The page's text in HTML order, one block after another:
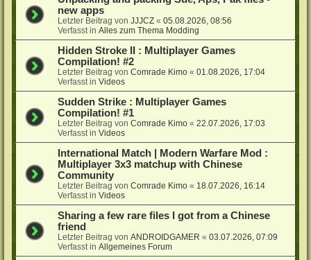
new apps
Letzter Beitrag vonJJJCZ «05.08.2026, 08:56
Verfasst inAlles zum Thema Modding
Hidden Stroke II : Multiplayer Games
Compilation! #2
Letzter Beitrag vonComrade Kimo «01.08.2026, 17:04
Verfasst inVideos
Sudden Strike : Multiplayer Games
Compilation! #1
Letzter Beitrag vonComrade Kimo «22.07.2026, 17:03
Verfasst inVideos
International Match | Modern Warfare Mod :
Multiplayer 3x3 matchup with Chinese
Community
Letzter Beitrag vonComrade Kimo « 18.07.2026, 16:14
Verfasst inVideos
Sharing a few rare files I got from a Chinese
friend
Letzter Beitrag vonANDROIDGAMER «03.07.2026, 07:09
Verfasst inAllgemeines Forum